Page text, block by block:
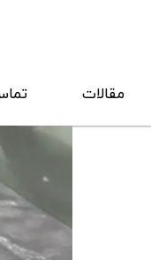
مقالات